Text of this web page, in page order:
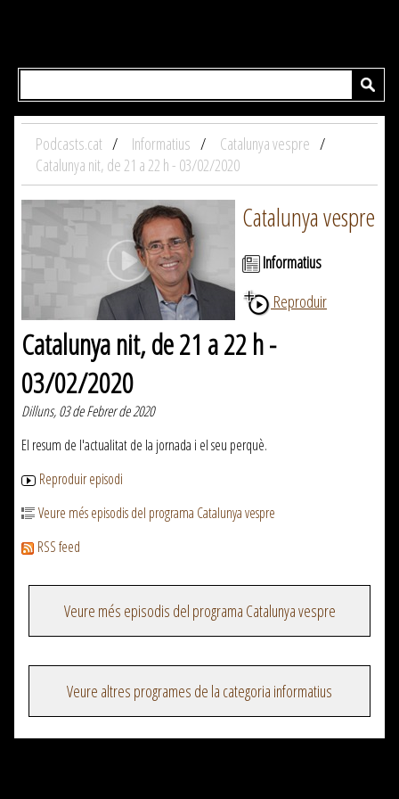
Podcasts.cat Informatius
Catalunya vespre
Catalunya nit, de 21 a 22 h - 03/02/2020
Catalunya vespre
Informatius
Reproduir
Catalunya nit, de 21 a 22 h -
03/02/2020
Dilluns, 03 de Febrer de 2020
El resum de l'actualitat de la jornada i el seu perquè.
Reproduir episodi
Veure més episodis del programa Catalunya vespre
RSS feed
Veure més episodis del programa Catalunya vespre
Veure altres programes de la categoria informatius